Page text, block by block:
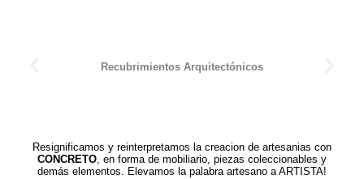
Recubrimientos Arquitectónicos
Resignificamos y reinterpretamos la creacion de artesanias con
CONCRETO, en forma de mobiliario, piezas coleccionables y
demás elementos. Elevamos la palabra artesano a ARTISTA!